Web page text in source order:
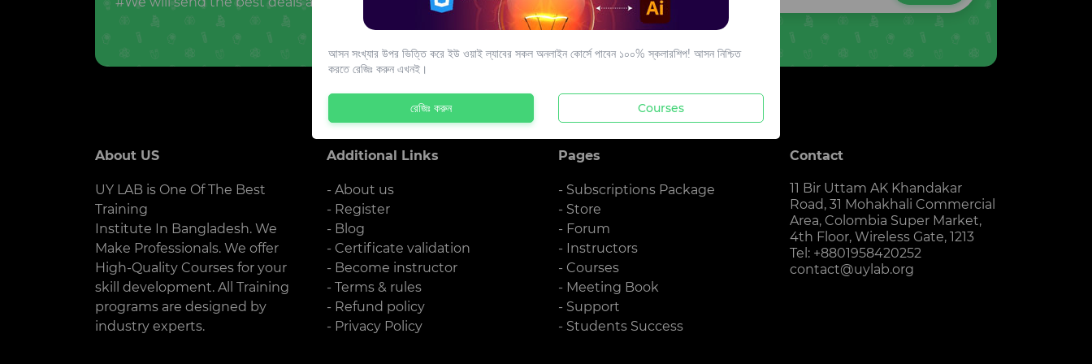
About US
UY LAB is One Of The Best
Training
Institute In Bangladesh. We
Make Professionals. We offer
High-Quality Courses for your
skill development. All Training
programs are designed by
industry experts.
Additional Links
- About us
- Register
- Blog
- Certificate validation
- Become instructor
- Terms & rules
- Refund policy
- Privacy Policy
Pages
- Subscriptions Package
- Store
- Forum
- Instructors
- Courses
- Meeting Book
- Support
- Students Success
Contact
11 Bir Uttam AK Khandakar
Road, 31 Mohakhali Commercial
Area, Colombia Super Market,
4th Floor, Wireless Gate, 1213
Tel: +8801958420252
contact@uylab.org
আসন সংখ্যার উপর ভিত্তি করে ইউ ওয়াই ল্যাবের সকল অনলাইন কোর্সে পাবেন ১০০% স্কলারশিপ! আসন নিশ্চিত
করতে রেজিঃ করুন এখনই।
রেজিঃ করুন Courses